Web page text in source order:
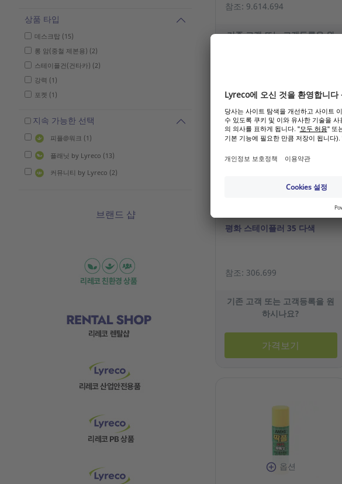
상품 타입
데스크탑 (15)
롱 암(중철 제본용) (2)
스테이플건(건타카) (2)
강력 (1)
포켓 (1)
지속 가능한 선택
피플@워크 (1)
플래닛 by Lyreco (13)
커뮤니티 by Lyreco (2)
브랜드 샵
참조: 9.614.694
기존 고객 또는 고객등록을 원
평화 스테이플러 35 다색
참조: 306.699
기존 고객 또는 고객등록을 원
하시나요?
가격보기
옵션